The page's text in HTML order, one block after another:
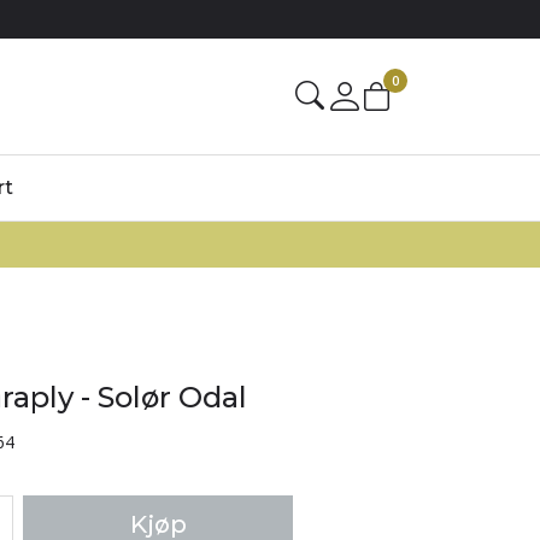
0
- Solør Odal
Kjøp